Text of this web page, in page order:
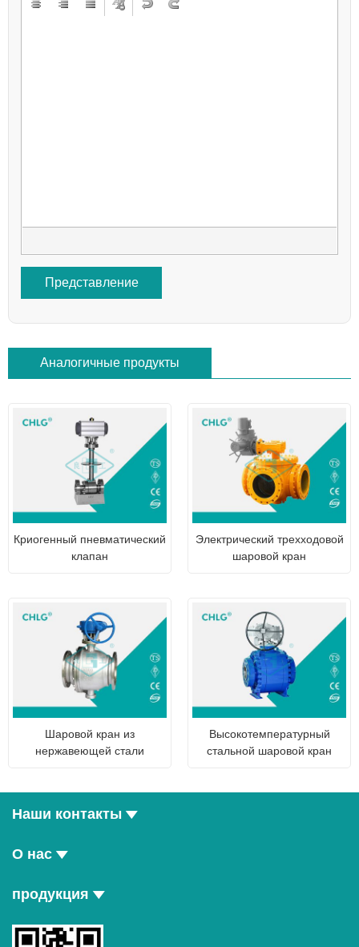
Представление
Аналогичные продукты
Криогенный пневматический
клапан
Электрический трехходовой
шаровой кран
Шаровой кран из
нержавеющей стали
Высокотемпературный
стальной шаровой кран
Наши контакты
О нас
продукция